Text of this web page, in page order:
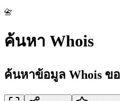
📇
ค้นหา Whois
ค้นหาข้อมูล Whois ข